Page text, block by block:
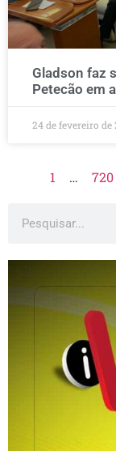
Gladson faz
Petecão em
24 de fevereiro de
1 … 720